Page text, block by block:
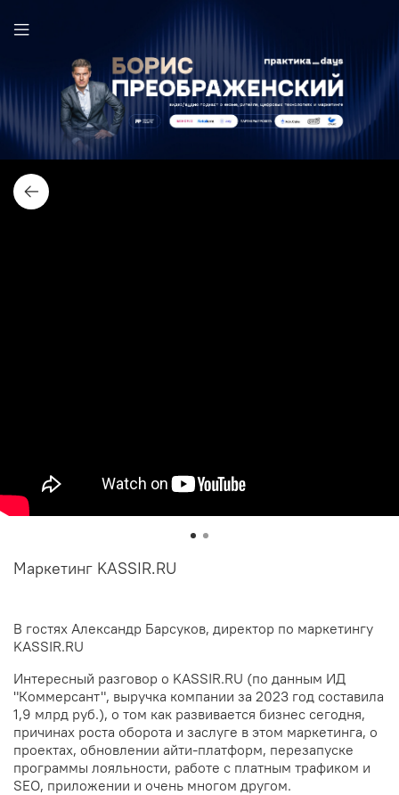
Маркетинг KASSIR.RU
В гостях Александр Барсуков, директор по маркетингу
KASSIR.RU
Интересный разговор о KASSIR.RU (по данным ИД
"Коммерсант", выручка компании за 2023 год составила
1,9 млрд руб.), о том как развивается бизнес сегодня,
причинах роста оборота и заслуге в этом маркетинга, о
проектах, обновлении айти-платформ, перезапуске
программы лояльности, работе с платным трафиком и
SEO, приложении и очень многом другом.